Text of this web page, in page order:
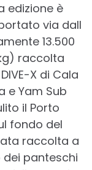
edizione è
via dall
13.500
raccolta
X di Cala
e Yam Sub
il Porto
fondo del
raccolta a
dei panteschi